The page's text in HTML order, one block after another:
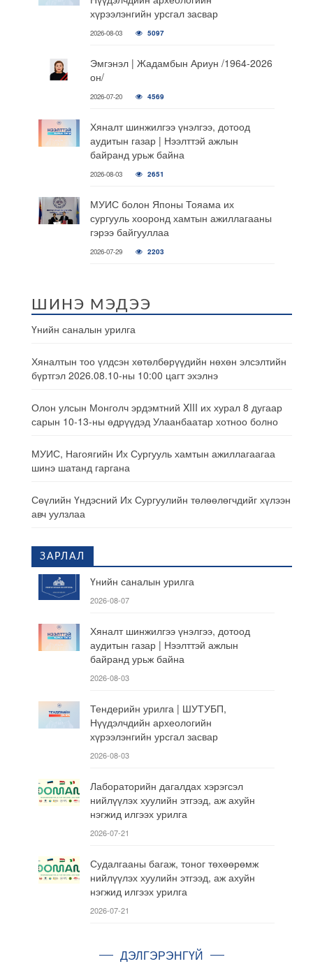
хүрээлэнгийн урсгал засвар
2026-08-03 5097
Эмгэнэл | Жадамбын Ариун /1964-2026
он/
2026-07-20 4569
Хяналт шинжилгээ үнэлгээ, дотоод
аудитын газар | Нээлттэй ажлын
байранд урьж байна
2026-08-03 2651
МУИС болон Японы Тояама их
сургууль хооронд хамтын ажиллагааны
гэрээ байгууллаа
2026-07-29 2203
ШИНЭ МЭДЭЭ
Үнийн саналын урилга
Хяналтын тоо үлдсэн хөтөлбөрүүдийн нөхөн элсэлтийн
бүртгэл 2026.08.10-ны 10:00 цагт эхэлнэ
Олон улсын Монголч эрдэмтний XIII их хурал 8 дугаар
сарын 10-13-ны өдрүүдэд Улаанбаатар хотноо болно
МУИС, Нагоягийн Их Сургууль хамтын ажиллагаагаа
шинэ шатанд гаргана
Сөүлийн Үндэсний Их Сургуулийн төлөөлөгчдийг хүлээн
авч уулзлаа
ЗАРЛАЛ
Үнийн саналын урилга
2026-08-07
Хяналт шинжилгээ үнэлгээ, дотоод
аудитын газар | Нээлттэй ажлын
байранд урьж байна
2026-08-03
Тендерийн урилга | ШУТУБП,
Нүүдэлчдийн археологийн
хүрээлэнгийн урсгал засвар
2026-08-03
Лабораторийн дагалдах хэрэгсэл
нийлүүлэх хуулийн этгээд, аж ахуйн
нэгжид илгээх урилга
2026-07-21
Судалгааны багаж, тоног төхөөрөмж
нийлүүлэх хуулийн этгээд, аж ахуйн
нэгжид илгээх урилга
2026-07-21
ДЭЛГЭРЭНГҮЙ